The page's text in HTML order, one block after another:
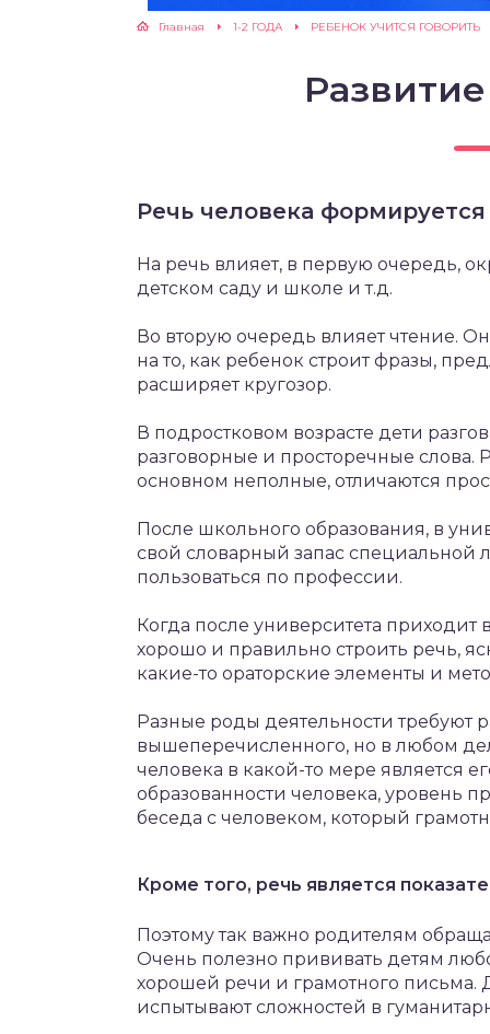
Главная 1-2 ГОДА РЕБЕНОК УЧИТСЯ ГОВОРИТЬ
Речь человека
На речь влияет, в первую очередь,
детском саду и школе и т.д.
Во вторую очередь влияет чтение.
на то, как ребенок строит фразы,
расширяет кругозор.
В подростковом возрасте дети
разговорные и просторечные слова.
основном неполные, отличаются
После школьного образования, в
свой словарный запас специальной
пользоваться по профессии.
Когда после университета приходит
хорошо и правильно строить речь,
какие-то ораторские элементы и
Разные роды деятельности требуют
вышеперечисленного, но в любом
человека в какой-то мере является
образованности человека, уровень
беседа с человеком, который
Кроме того, речь является
Поэтому так важно родителям
Очень полезно прививать детям
хорошей речи и грамотного письма.
испытывают сложностей в